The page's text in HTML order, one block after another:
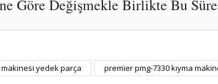
Göre Değişmekle Birlikte Bu
Bu ürüne ilk yorumu siz yapın!
yedek parça premier pmg-7330 kıyma